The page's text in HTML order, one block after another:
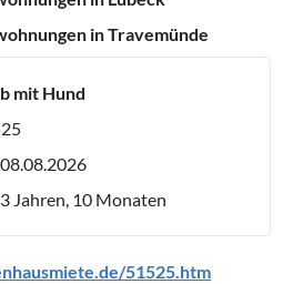
in Travemünde
mit Hund
08.08.2026
Jahren, 10 Monaten
51525.htm